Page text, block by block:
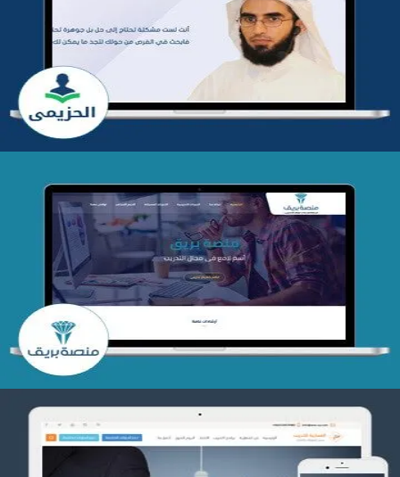
تطوير موقع المدرب ياسر الحزيمي
التفاصيل
تصميم منصة بريق
التفاصيل